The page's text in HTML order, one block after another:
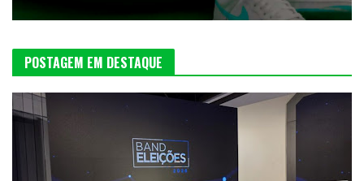
POSTAGEM EM DESTAQUE